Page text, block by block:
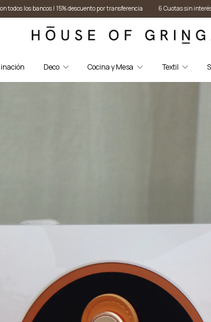
por transferencia 6 Cuotas sin interés con todos los bancos I 15%
Deco Cocina y Mesa Textil